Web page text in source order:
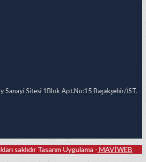
Sanayi Sitesi 1Blok Apt.No:15 Başakşehir/İST.
saklıdır Tasarım Uygulama - MAVİWEB